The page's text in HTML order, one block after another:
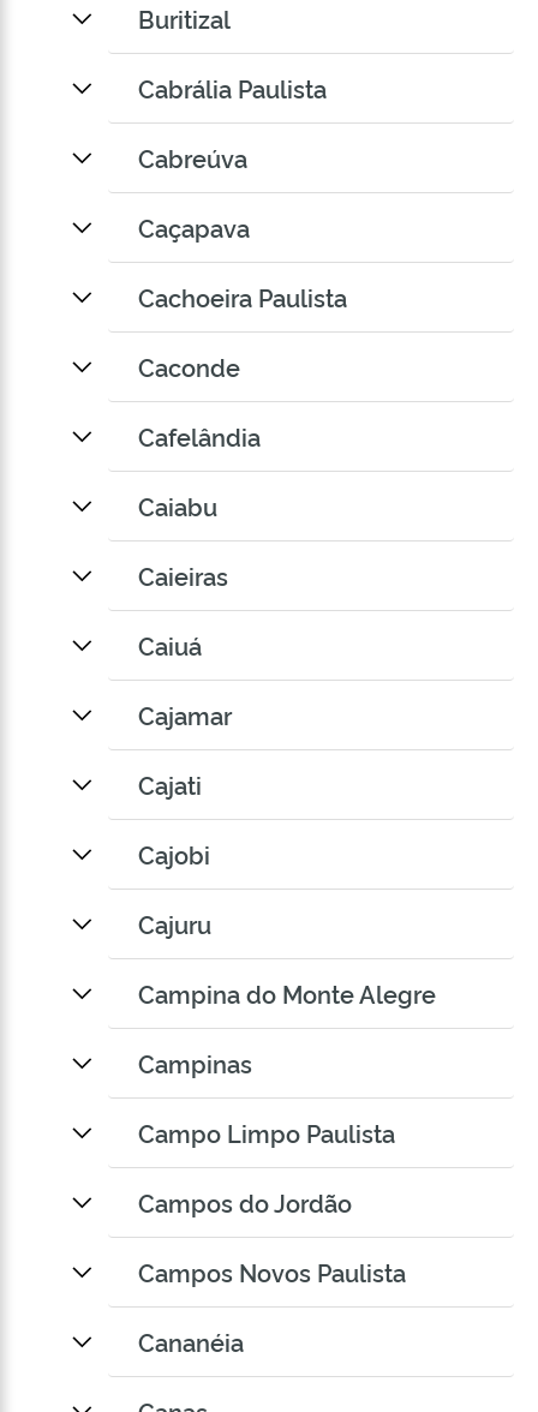
Buritizal
Cabrália Paulista
Cabreúva
Caçapava
Cachoeira Paulista
Caconde
Cafelândia
Caiabu
Caieiras
Caiuá
Cajamar
Cajati
Cajobi
Cajuru
Campina do Monte Alegre
Campinas
Campo Limpo Paulista
Campos do Jordão
Campos Novos Paulista
Cananéia